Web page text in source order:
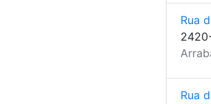
Rua
Rua